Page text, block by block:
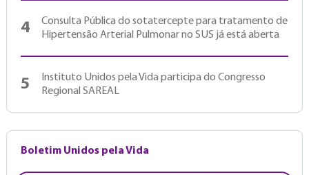
4
Consulta Pública do sotatercepte para tratamento de
Hipertensão Arterial Pulmonar no SUS já está aberta
5
Instituto Unidos pela Vida participa do Congresso
Regional SAREAL
Boletim Unidos pela Vida